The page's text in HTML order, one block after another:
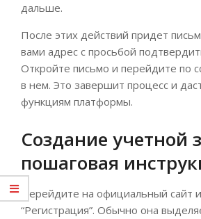
дальше.
После этих действий придет
вами адрес с просьбой
Откройте письмо и перейдите по
в нем. Это завершит процесс и
функциям платформы.
Создание учетной
пошаговая
Перейдите на официальный сайт
“Регистрация”. Обычно она